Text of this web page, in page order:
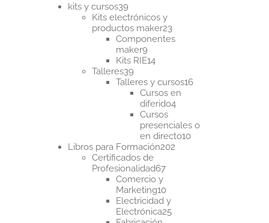
se
pueden
elegir
producto
kits y cursos3939
productos
Kits electrónicos y
productos maker2323
productos
Componentes
maker99
productos
Kits RIE1414
Talleres3939
productos
Talleres y cursos1616
Cursos en
diferido44
Cursos
presenciales o
en directo1010
Libros para Formación202202
Certificados de
Profesionalidad6767
Comercio y
Marketing1010
productos
Electricidad y
Electrónica2525